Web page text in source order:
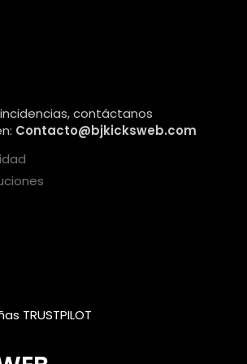
contáctanos
Contacto@bjkicksweb.com
TRUSTPILOT